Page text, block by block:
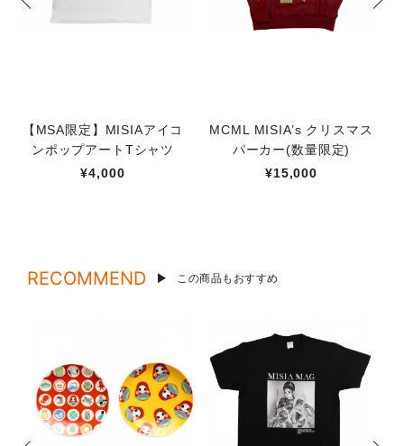
【MSA限定】MISIAアイコ
ンポップアートTシャツ
¥4,000
MCML MISIA’s クリスマス
パーカー(数量限定)
¥15,000
RECOMMEND この商品もおすすめ